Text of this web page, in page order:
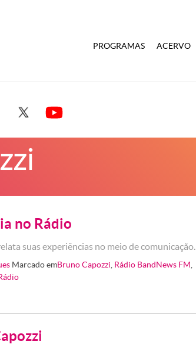
PROGRAMAS ACERVO
no Rádio
suas experiências no meio de comunicação.
Marcado emBruno Capozzi Rádio BandNews FM